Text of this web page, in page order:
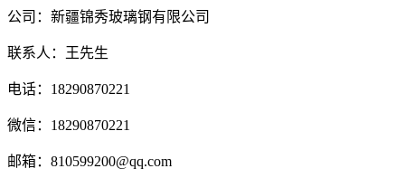
公司：新疆锦秀玻璃钢有限公司
联系人：王先生
电话：18290870221
微信：18290870221
邮箱：810599200@qq.com